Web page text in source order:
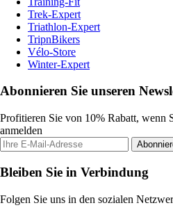
Trek-Expert
Triathlon-Expert
TripnBikers
Vélo-Store
Winter-Expert
Abonnieren Sie unseren
Profitieren Sie von 10% Rabatt, wenn
anmelden
Bleiben Sie in Verbindung
Folgen Sie uns in den sozialen